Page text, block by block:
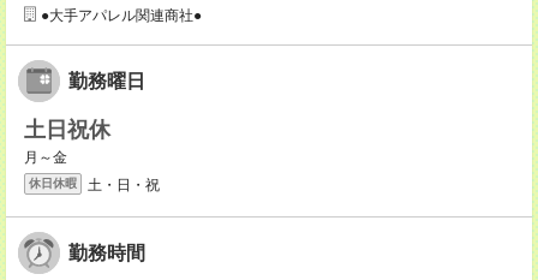
●大手アパレル関連商社●
勤務曜日
土日祝休
月～金
休日休暇 土・日・祝
勤務時間